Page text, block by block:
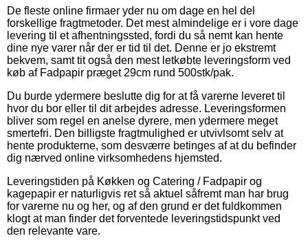
De fleste online firmaer yder nu om dage en hel del
forskellige fragtmetoder. Det mest almindelige er i vore dage
levering til et afhentningssted, fordi du så nemt kan hente
dine nye varer når der er tid til det. Denne er jo ekstremt
bekvem, samt tit også den mest letkøbte leveringsform ved
køb af Fadpapir præget 29cm rund 500stk/pak.
Du burde ydermere beslutte dig for at få varerne leveret til
hvor du bor eller til dit arbejdes adresse. Leveringsformen
bliver som regel en anelse dyrere, men ydermere meget
smertefri. Den billigste fragtmulighed er utvivlsomt selv at
hente produkterne, som desværre betinges af at du befinder
dig nærved online virksomhedens hjemsted.
Leveringstiden på Køkken og Catering / Fadpapir og
kagepapir er naturligvis ret så aktuel såfremt man har brug
for varerne nu og her, og af den grund er det fuldkommen
klogt at man finder det forventede leveringstidspunkt ved
den relevante vare.